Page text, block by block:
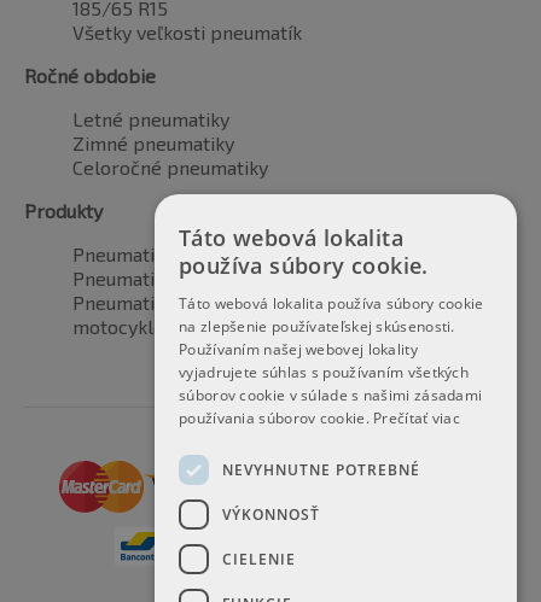
185/65 R15
Všetky veľkosti pneumatík
Ročné obdobie
Letné pneumatiky
Zimné pneumatiky
Celoročné pneumatiky
Produkty
Pneumatiky pre automobily
Pneumatiky pre SUV / 4x4
Pneumatiky pre dodávku
motocyklové pneumatiky
Táto webová lokalita
používa súbory cookie.
Táto webová lokalita používa súbory cookie
na zlepšenie používateľskej skúsenosti.
Používaním našej webovej lokality
vyjadrujete súhlas s používaním všetkých
súborov cookie v súlade s našimi zásadami
používania súborov cookie. Prečítať viac
NEVYHNUTNE POTREBNÉ
VÝKONNOSŤ
CIELENIE